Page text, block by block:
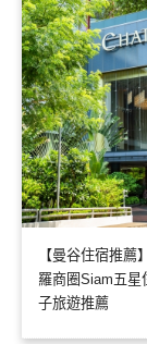
【曼谷住宿推
羅商圈Siam五星
子旅遊推薦